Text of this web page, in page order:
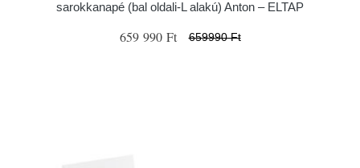
sarokkanapé (bal oldali-L alakú) Anton – ELTAP
659 990 Ft 659990 Ft